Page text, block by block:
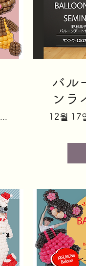
バル
ンラ
ーク
12월 17